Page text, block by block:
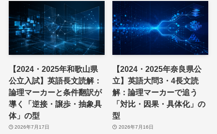
【2024・2025年和歌山県
公立入試】英語長文読解：
論理マーカーと条件翻訳が
導く「逆接・譲歩・抽象具
体」の型
2026年7月17日
【2024・2025年奈良県公
立】英語大問3・4長文読
解：論理マーカーで追う
「対比・因果・具体化」の
型
2026年7月16日